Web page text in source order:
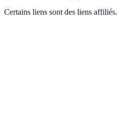
Certains liens sont des liens affiliés.